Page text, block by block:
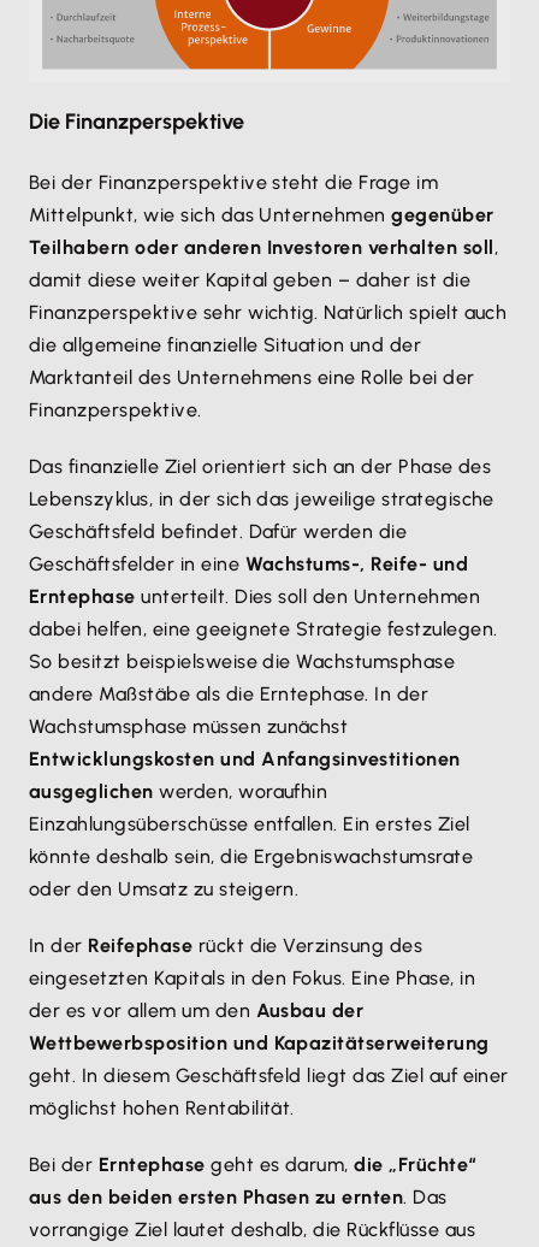
Die Finanzperspektive
Bei der Finanzperspektive steht die Frage im
Mittelpunkt, wie sich das Unternehmengegenüber
Teilhabern oder anderen Investoren verhalten soll ,
damit diese weiter Kapital geben – daher ist die
Finanzperspektive sehr wichtig. Natürlich spielt auch
die allgemeine finanzielle Situation und der
Marktanteil des Unternehmens eine Rolle bei der
Finanzperspektive.
Das finanzielle Ziel orientiert sich an der Phase des
Lebenszyklus, in der sich das jeweilige strategische
Geschäftsfeld befindet. Dafür werden die
Geschäftsfelder in eine Wachstums-, Reife- und
Erntephase unterteilt. Dies soll den Unternehmen
dabei helfen, eine geeignete Strategie festzulegen.
So besitzt beispielsweise die Wachstumsphase
andere Maßstäbe als die Erntephase. In der
Wachstumsphase müssen zunächst
Entwicklungskosten und Anfangsinvestitionen
ausgeglichen werden, woraufhin
Einzahlungsüberschüsse entfallen. Ein erstes Ziel
könnte deshalb sein, die Ergebniswachstumsrate
oder den Umsatz zu steigern.
In der Reifephase rückt die Verzinsung des
eingesetzten Kapitals in den Fokus. Eine Phase, in
der es vor allem um den Ausbau der
Wettbewerbsposition und Kapazitätserweiterung
geht. In diesem Geschäftsfeld liegt das Ziel auf einer
möglichst hohen Rentabilität.
Bei der Erntephasegeht es darum,die „Früchte“
aus den beiden ersten Phasen zu ernten. Das
vorrangige Ziel lautet deshalb, die Rückflüsse aus